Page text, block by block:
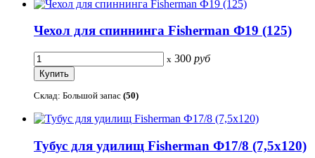
Чехол для спиннинга Fisherman Ф19 (125)
x 300 руб
Склад: Большой запас (50)
Тубус для удилищ Fisherman Ф17/8 (7,5х120)